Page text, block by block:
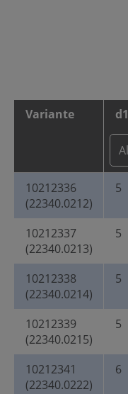
Variante d1
10212336
(22340.0212)
5
10212337
(22340.0213)
5
10212338
(22340.0214)
5
10212339
(22340.0215)
5
10212341
(22340.0222)
6